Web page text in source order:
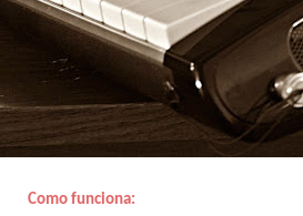
Como funciona: